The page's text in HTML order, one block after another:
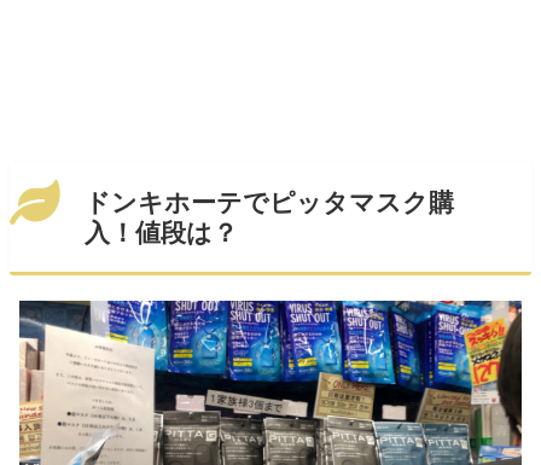
ドンキホーテでピッタマスク購
入！値段は？